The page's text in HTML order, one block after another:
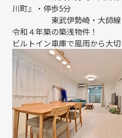
川町』・停歩5分
東武伊勢崎・大師線
令和４年築の築浅物件！
ビルトイン車庫で風雨から大